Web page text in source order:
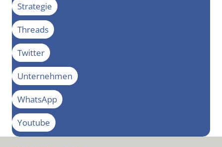
Strategie
Threads
Twitter
Unternehmen
WhatsApp
Youtube